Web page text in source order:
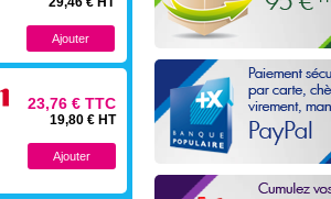
23,76 € TTC
19,80 € HT